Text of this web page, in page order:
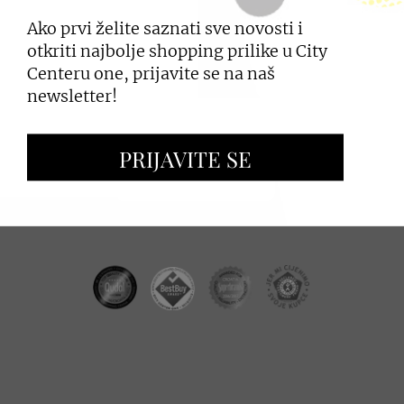
PRIJAVI SE
ZAKUP PROSTORA
OGLAŠAVANJE I PROMOCIJE
Ako prvi želite saznati sve novosti i
otkriti najbolje shopping prilike u City
Centeru one, prijavite se na naš
newsletter!
PRIJAVITE SE